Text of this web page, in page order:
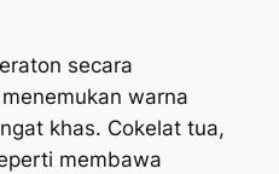
secara
warna
khas. Cokelat tua,
membawa